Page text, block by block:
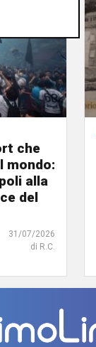
che
mondo:
alla
del
31/07/2026
di R.C.